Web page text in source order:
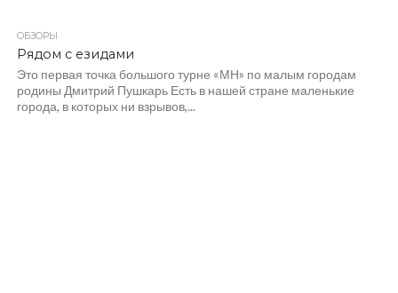
ОБЗОРЫ
Рядом с езидами
Это первая точка большого турне «МН» по малым городам
родины Дмитрий Пушкарь Есть в нашей стране маленькие
города, в которых ни взрывов,...